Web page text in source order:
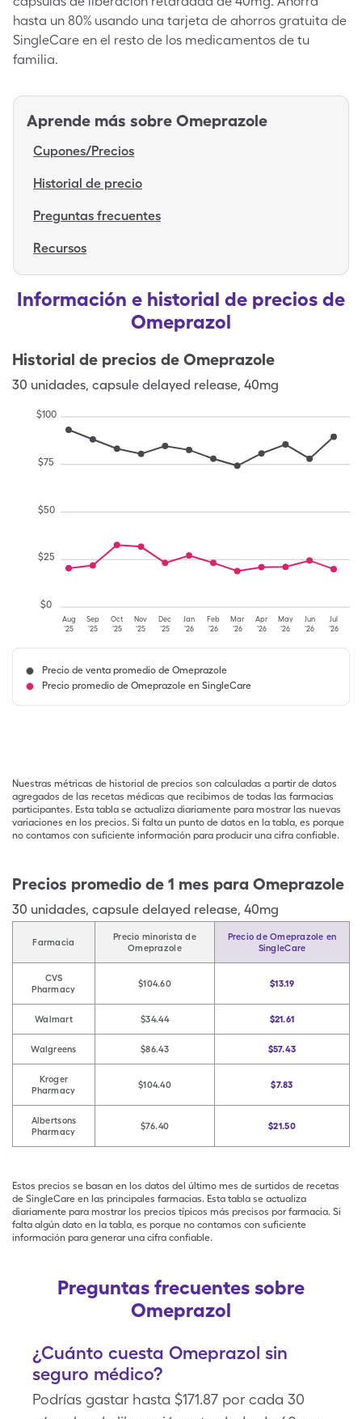
hasta un 80% usando una tarjeta de ahorros gratuita de
SingleCare en el resto de los medicamentos de tu
familia.
Aprende más sobre Omeprazole
Cupones/Precios
Historial de precio
Preguntas frecuentes
Recursos
Información e historial de precios de
Omeprazol
Historial de precios de Omeprazole
30 unidades, capsule delayed release, 40mg
Aug
'25
Sep
'25
Oct
'25
Nov
'25
Dec
'25
Jan
'26
Feb
'26
Mar
'26
Apr
'26
May
'26
Jun
'26
Jul
'26
$0
$25
$50
$75
$100
Precio de venta promedio de Omeprazole
Precio promedio de Omeprazole en SingleCare
Nuestras métricas de historial de precios son calculadas a partir de datos
agregados de las recetas médicas que recibimos de todas las farmacias
participantes. Esta tabla se actualiza diariamente para mostrar las nuevas
variaciones en los precios. Si falta un punto de datos en la tabla, es porque
no contamos con suficiente información para producir una cifra confiable.
Precios promedio de 1 mes para Omeprazole
30 unidades, capsule delayed release, 40mg
Farmacia
Precio minorista de
Omeprazole
Precio de Omeprazole en
SingleCare
CVS
Pharmacy
$104.60 $13.19
Walmart $34.44 $21.61
Walgreens $86.43 $57.43
Kroger
Pharmacy
$104.40 $7.83
Albertsons
Pharmacy
$76.40 $21.50
Estos precios se basan en los datos del último mes de surtidos de recetas
de SingleCare en las principales farmacias. Esta tabla se actualiza
diariamente para mostrar los precios típicos más precisos por farmacia. Si
falta algún dato en la tabla, es porque no contamos con suficiente
información para generar una cifra confiable.
Preguntas frecuentes sobre
Omeprazol
¿Cuánto cuesta Omeprazol sin
seguro médico?
Podrías gastar hasta $171.87 por cada 30